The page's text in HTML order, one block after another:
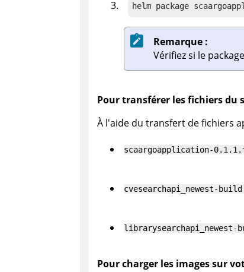
helm package
Remarque :
Vérifiez si le package
Pour transférer les fichiers du
À l'aide du transfert de fichiers
scaargoapplication-
cvesearchapi_newest-
Pour charger les images sur